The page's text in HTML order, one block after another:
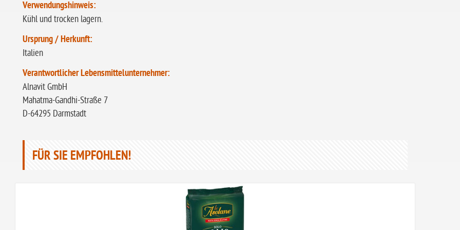
Verwendungshinweis:
Kühl und trocken lagern.
Ursprung / Herkunft:
Italien
Verantwortlicher Lebensmittelunternehmer:
Alnavit GmbH
Mahatma-Gandhi-Straße 7
D-64295 Darmstadt
FÜR SIE EMPFOHLEN!